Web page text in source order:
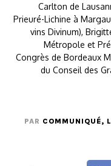
Carlton de
Prieuré-Lichine à
vins Divinum),
Métropole et
Congrès de Bordeaux
du Conseil des
PAR COMMUNIQUÉ,